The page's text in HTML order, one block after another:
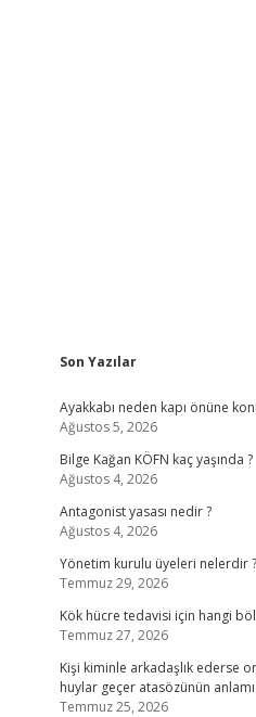
Sidebar
Son Yazılar
Ayakkabı neden kapı önüne
Ağustos 5, 2026
Bilge Kağan KÖFN kaç yaşında ?
Ağustos 4, 2026
Antagonist yasası nedir ?
Ağustos 4, 2026
Yönetim kurulu üyeleri nelerdir ?
Temmuz 29, 2026
Kök hücre tedavisi için hangi
Temmuz 27, 2026
Kişi kiminle arkadaşlık ederse
huylar geçer atasözünün
Temmuz 25, 2026